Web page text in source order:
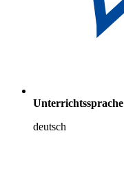
Unterrichtssprache
deutsch